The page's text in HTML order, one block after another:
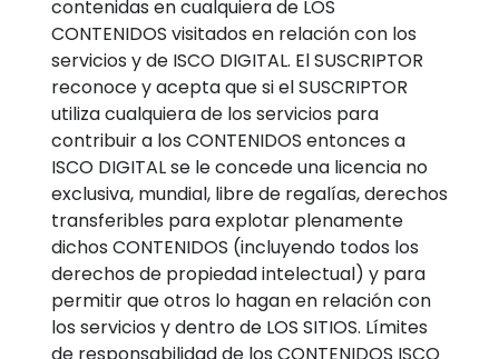
contenidas en cualquiera de LOS
CONTENIDOS visitados en relación con los
servicios y de ISCO DIGITAL. El SUSCRIPTOR
reconoce y acepta que si el SUSCRIPTOR
utiliza cualquiera de los servicios para
contribuir a los CONTENIDOS entonces a
ISCO DIGITAL se le concede una licencia no
exclusiva, mundial, libre de regalías, derechos
transferibles para explotar plenamente
dichos CONTENIDOS (incluyendo todos los
derechos de propiedad intelectual) y para
permitir que otros lo hagan en relación con
los servicios y dentro de LOS SITIOS. Límites